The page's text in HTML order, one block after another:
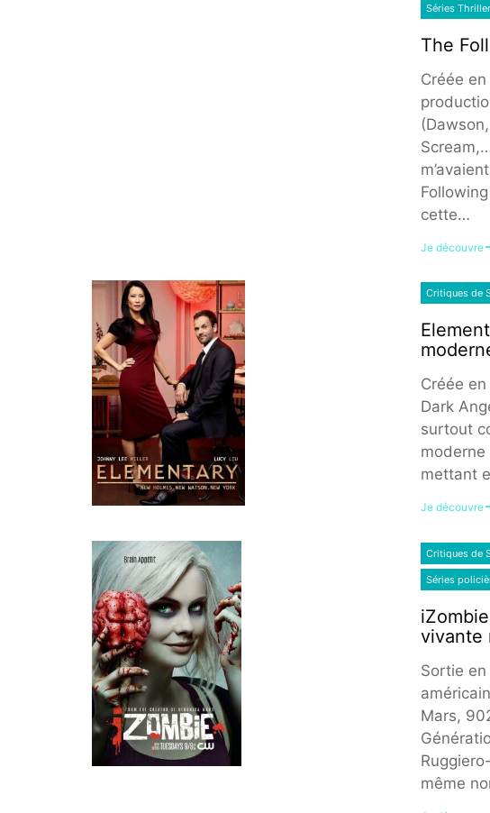
Séries Thriller
The
Créée
cette…
Je découvre
Critiques de
Créée
Dark
surtout
moderne
mettant
Je découvre
Critiques de
Séries
vivante
Sortie
Mars,
même